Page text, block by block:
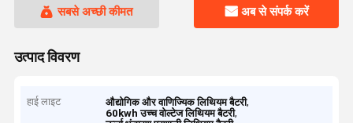
सबसे अच्छी कीमत अब से संपर्क करें
उत्पाद विवरण
हाई लाइट औद्योगिक और वाणिज्यिक लिथियम बैटरी,
60kwh उच्च वोल्टेज लिथियम बैटरी,